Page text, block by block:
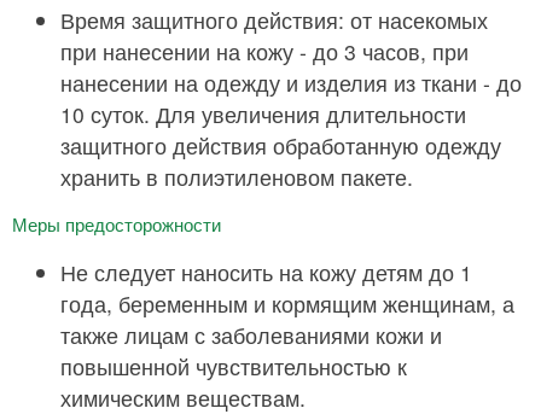
Время защитного действия: от насекомых
при нанесении на кожу - до 3 часов, при
нанесении на одежду и изделия из ткани - до
10 суток. Для увеличения длительности
защитного действия обработанную одежду
хранить в полиэтиленовом пакете.
Меры предосторожности
Не следует наносить на кожу детям до 1
года, беременным и кормящим женщинам, а
также лицам с заболеваниями кожи и
повышенной чувствительностью к
химическим веществам.